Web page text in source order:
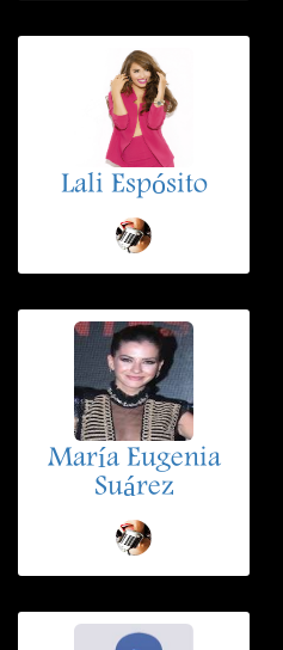
Lali Espósito
María Eugenia
Suárez